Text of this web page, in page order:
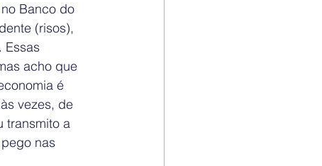
Banco do
(risos),
Essas
acho que
é
vezes, de
transmito a
nas